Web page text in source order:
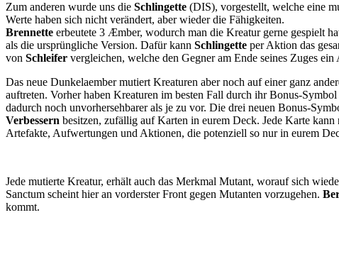
Zum anderen wurde uns die Schlingette (DIS), vorgestellt, welche eine
Werte haben sich nicht verändert, aber wieder die Fähigkeiten.
Brennette erbeutete 3 Æmber, wodurch man die Kreatur gerne gespielt
als die ursprüngliche Version. Dafür kann Schlingette per Aktion das
von Schleifer vergleichen, welche den Gegner am Ende seines Zuges
Das neue Dunkelaember mutiert Kreaturen aber noch auf einer ganz
auftreten. Vorher haben Kreaturen im besten Fall durch ihr Bonus-
dadurch noch unvorhersehbarer als je zu vor. Die drei neuen Bonus-
Verbessern besitzen, zufällig auf Karten in eurem Deck. Jede Karte
Artefakte, Aufwertungen und Aktionen, die potenziell so nur in eurem
Jede mutierte Kreatur, erhält auch das Merkmal Mutant, worauf sich
Sanctum scheint hier an vorderster Front gegen Mutanten vorzugehen.
kommt.